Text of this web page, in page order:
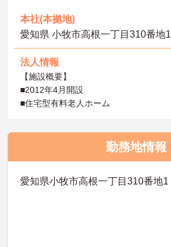
本社(本拠地)
愛知県 小牧市高根一丁目310番地1
法人情報
【施設概要】
■2012年4月開設
■住宅型有料老人ホーム
勤務地情報
愛知県小牧市高根一丁目310番地1